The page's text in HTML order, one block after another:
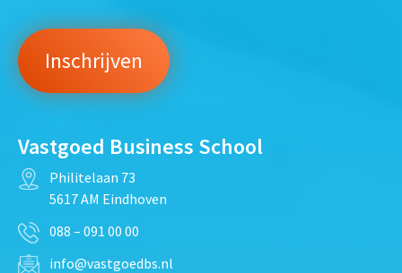
Vastgoed Business School
Philitelaan 73
5617 AM Eindhoven
088 – 091 00 00
info@vastgoedbs.nl